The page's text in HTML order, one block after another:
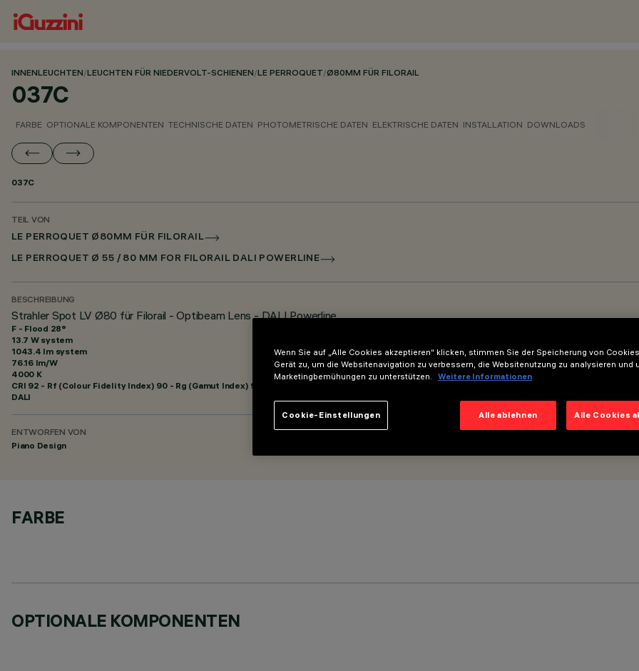
INNENLEUCHTEN/LEUCHTEN FÜR NIEDERVOLT-SCHIENEN/LE PERROQUET/Ø80MM FÜR FILORAIL
037C
FARBE OPTIONALE KOMPONENTEN TECHNISCHE DATEN PHOTOMETRISCHE DATEN ELEKTRISCHE DATEN INSTALLATION DOWNLOADS
037C
TEIL VON
LE PERROQUET Ø80MM FÜR FILORAIL
LE PERROQUET Ø 55 / 80 MM FOR FILORAIL DALI POWERLINE
BESCHREIBUNG
Strahler Spot LV Ø80 für Filorail - Optibeam Lens - DALI Powerline
F - Flood 28°
13.7 W system
1043.4 lm system
76.16 lm/W
4000 K
CRI 92 - Rf (Colour Fidelity Index) 90 - Rg (Gamut Index) 98
DALI
ENTWORFEN VON
Piano Design
FARBE
OPTIONALE KOMPONENTEN
Wenn Sie auf „Alle Cookies akzeptieren“ klicken, stimmen Sie der Speicherung von
Gerät zu, um die Websitenavigation zu verbessern, die Websitenutzung zu analysieren und
Marketingbemühungen zu unterstützen.
Weitere Informationen
Alle ablehnen Alle Cookies
Cookie-Einstellungen